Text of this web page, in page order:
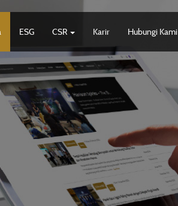
ESG CSR Karir Hubungi Kami